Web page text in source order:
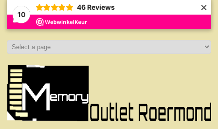
10
46 Reviews ×